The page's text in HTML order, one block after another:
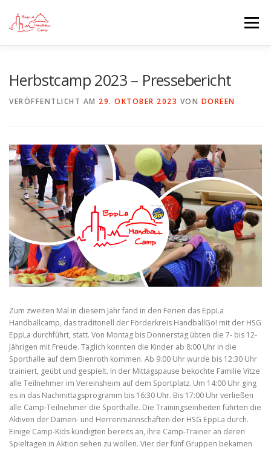
Inhalt
springen
Menü
DIE VEREINE
Herbstcamp 2023 – Pressebericht
VERÖFFENTLICHT AM 29. OKTOBER 2023 VON DOREEN
Zum zweiten Mal in diesem Jahr fand in den Ferien das EppLa
Handballcamp, das traditonell der Förderkreis HandballGo! mit der HSG
EppLa durchführt, statt. Von Montag bis Donnerstag übten die 7- bis 12-
Jährigen mit Freude. Täglich konnten die Kinder ab 8:00 Uhr in die
Sporthalle auf dem Bienroth kommen. Ab 9:00 Uhr wurde bis 12:30 Uhr
trainiert, geübt und gespielt. In der Mittagspause bekochte Familie Vitze
alle Teilnehmer im Vereinsheim auf dem Sportplatz. Um 14:00 Uhr ging
es in das Nachmittagsprogramm bis 16:30 Uhr. Bis 17:00 Uhr verließen
alle Camp-Teilnehmer die Sporthalle. Die Trainingseinheiten führten die
Aktiven der Damen- und Herrenmannschaften der HSG EppLa durch.
Einige Camp-Kids kündigten bereits an, ihre Camp-Trainer an deren
Spieltagen in Aktion sehen zu wollen. Vier der fünf Gruppen bekamen